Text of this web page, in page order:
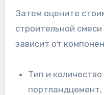
Затем оцените
строительной
зависит от
Тип и